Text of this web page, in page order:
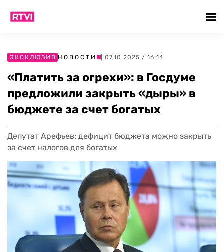
ЭКСКЛЮЗИВ НОВОСТИ | 07.10.2025 / 16:14
«Платить за огрехи»: в Госдуме
предложили закрыть «дыры» в
бюджете за счет богатых
Депутат Арефьев: дефицит бюджета можно закрыть
за счет налогов для богатых